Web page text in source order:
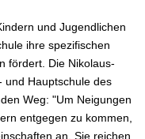
und Jugendlichen
ihre spezifischen
fördert. Die Nikolaus-
und Hauptschule des
Weg: "Um Neigungen
entgegen zu kommen,
an. Sie reichen